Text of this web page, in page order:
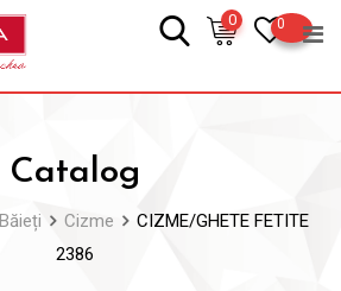
0
0
Catalog
Băieți Cizme
CIZME/GHETE FETITE
2386